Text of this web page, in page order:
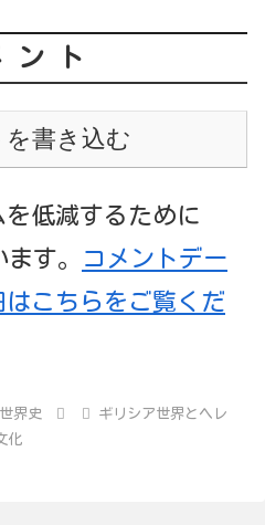
ント
書き込む
低減するために
す。
コメントデー
こちらをご覧くだ
世界史
ギリシア世界とヘレ
化